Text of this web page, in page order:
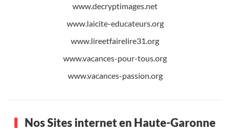
www.decryptimages.net
www.laicite-educateurs.org
www.lireetfairelire31.org
www.vacances-pour-tous.org
www.vacances-passion.org
Nos Sites internet en Haute-Garonne